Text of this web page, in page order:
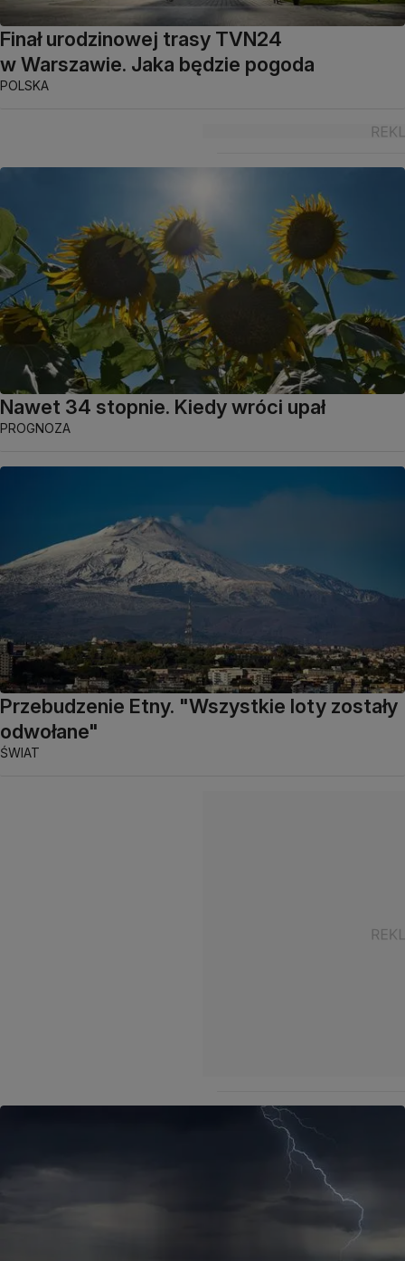
Finał urodzinowej trasy TVN24
w Warszawie. Jaka będzie pogoda
POLSKA
Nawet 34 stopnie. Kiedy wróci upał
PROGNOZA
Przebudzenie Etny. "Wszystkie loty zostały
odwołane"
ŚWIAT